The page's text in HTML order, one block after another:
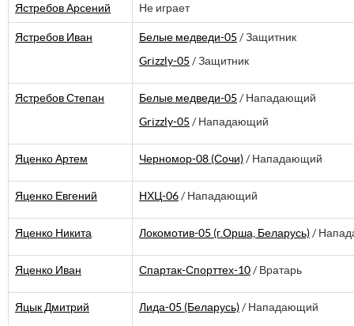
Ястребов Арсений Не играет
Ястребов Иван Белые медведи-05 / Защитник
Grizzly-05 / Защитник
Ястребов Степан Белые медведи-05 / Нападающий
Grizzly-05 / Нападающий
Яценко Артем Черномор-08 (Сочи) / Нападающий
Яценко Евгений НХЦ-06 / Нападающий
Яценко Никита Локомотив-05 (г.Орша, Беларусь) /
Яценко Иван Спартак-Спорттех-10 / Вратарь
Яцык Дмитрий Лида-05 (Беларусь) / Нападающий